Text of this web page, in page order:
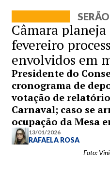
Câmara
fevereiro
envolvidos em
Presidente do
cronograma de
votação de
Carnaval; caso se
ocupação da Mesa
13/01/2026
RAFAELA ROSA
Foto: